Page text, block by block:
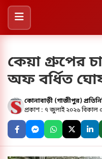
কেয়া গ্রুপের
অফ বর্ধিত
কোনাবাড়ী (গাজীপুর)
প্রকাশ : ৭ জুলাই ২০২৬ বিকাল